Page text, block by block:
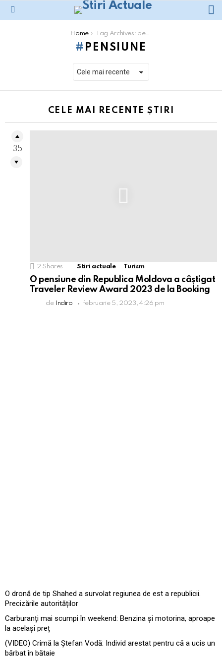
Home Tag Archives: pensiune
PENSIUNE
CELE MAI RECENTE ȘTIRI
2 Shares Stiri actuale Turism
O pensiune din Republica Moldova a câștigat
Traveler Review Award 2023 de la Booking
de Indiro februarie 5, 2023, 4:26 pm
35
O dronă de tip Shahed a survolat regiunea de est a republicii.
Precizările autorităților
Carburanți mai scumpi în weekend: Benzina și motorina, aproape
la același preț
(VIDEO) Crimă la Ștefan Vodă: Individ arestat pentru că a ucis un
bărbat în bătaie